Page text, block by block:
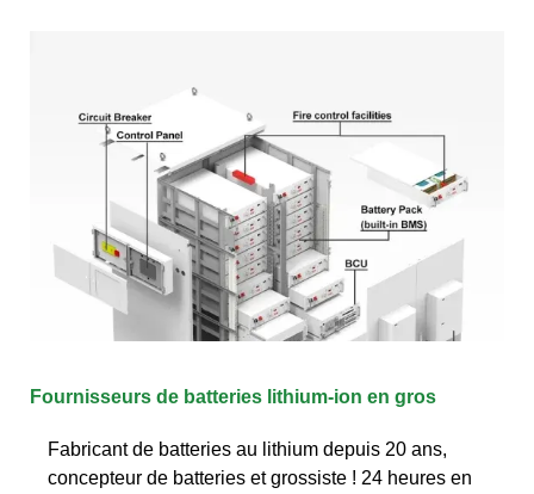
Fournisseurs de batteries lithium-ion en gros
Fabricant de batteries au lithium depuis 20 ans,
concepteur de batteries et grossiste ! 24 heures en